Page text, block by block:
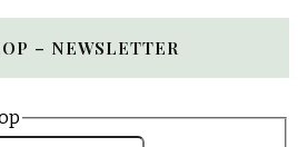
– NEWSLETTER